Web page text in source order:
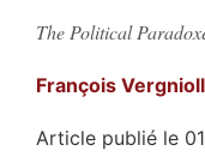
The Political
François
Article publié le